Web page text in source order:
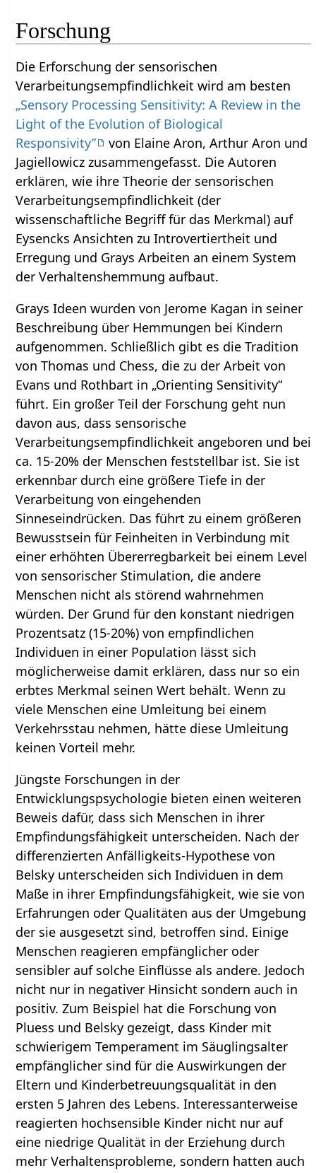
Forschung
Die Erforschung der sensorischen
Verarbeitungsempfindlichkeit wird am besten
„Sensory Processing Sensitivity: A Review in the
Light of the Evolution of Biological
Responsivity”
von Elaine Aron, Arthur Aron und
Jagiellowicz zusammengefasst. Die Autoren
erklären, wie ihre Theorie der sensorischen
Verarbeitungsempfindlichkeit (der
wissenschaftliche Begriff für das Merkmal) auf
Eysencks Ansichten zu Introvertiertheit und
Erregung und Grays Arbeiten an einem System
der Verhaltenshemmung aufbaut.
Grays Ideen wurden von Jerome Kagan in seiner
Beschreibung über Hemmungen bei Kindern
aufgenommen. Schließlich gibt es die Tradition
von Thomas und Chess, die zu der Arbeit von
Evans und Rothbart in „Orienting Sensitivity“
führt. Ein großer Teil der Forschung geht nun
davon aus, dass sensorische
Verarbeitungsempfindlichkeit angeboren und bei
ca. 15-20% der Menschen feststellbar ist. Sie ist
erkennbar durch eine größere Tiefe in der
Verarbeitung von eingehenden
Sinneseindrücken. Das führt zu einem größeren
Bewusstsein für Feinheiten in Verbindung mit
einer erhöhten Übererregbarkeit bei einem Level
von sensorischer Stimulation, die andere
Menschen nicht als störend wahrnehmen
würden. Der Grund für den konstant niedrigen
Prozentsatz (15-20%) von empfindlichen
Individuen in einer Population lässt sich
möglicherweise damit erklären, dass nur so ein
erbtes Merkmal seinen Wert behält. Wenn zu
viele Menschen eine Umleitung bei einem
Verkehrsstau nehmen, hätte diese Umleitung
keinen Vorteil mehr.
Jüngste Forschungen in der
Entwicklungspsychologie bieten einen weiteren
Beweis dafür, dass sich Menschen in ihrer
Empfindungsfähigkeit unterscheiden. Nach der
differenzierten Anfälligkeits-Hypothese von
Belsky unterscheiden sich Individuen in dem
Maße in ihrer Empfindungsfähigkeit, wie sie von
Erfahrungen oder Qualitäten aus der Umgebung
der sie ausgesetzt sind, betroffen sind. Einige
Menschen reagieren empfänglicher oder
sensibler auf solche Einflüsse als andere. Jedoch
nicht nur in negativer Hinsicht sondern auch in
positiv. Zum Beispiel hat die Forschung von
Pluess und Belsky gezeigt, dass Kinder mit
schwierigem Temperament im Säuglingsalter
empfänglicher sind für die Auswirkungen der
Eltern und Kinderbetreuungsqualität in den
ersten 5 Jahren des Lebens. Interessanterweise
reagierten hochsensible Kinder nicht nur auf
eine niedrige Qualität in der Erziehung durch
mehr Verhaltensprobleme, sondern hatten auch